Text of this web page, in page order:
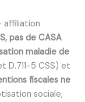
affiliation
pas de CASA
maladie de
D.711-5 CSS) et
fiscales ne
sociale,